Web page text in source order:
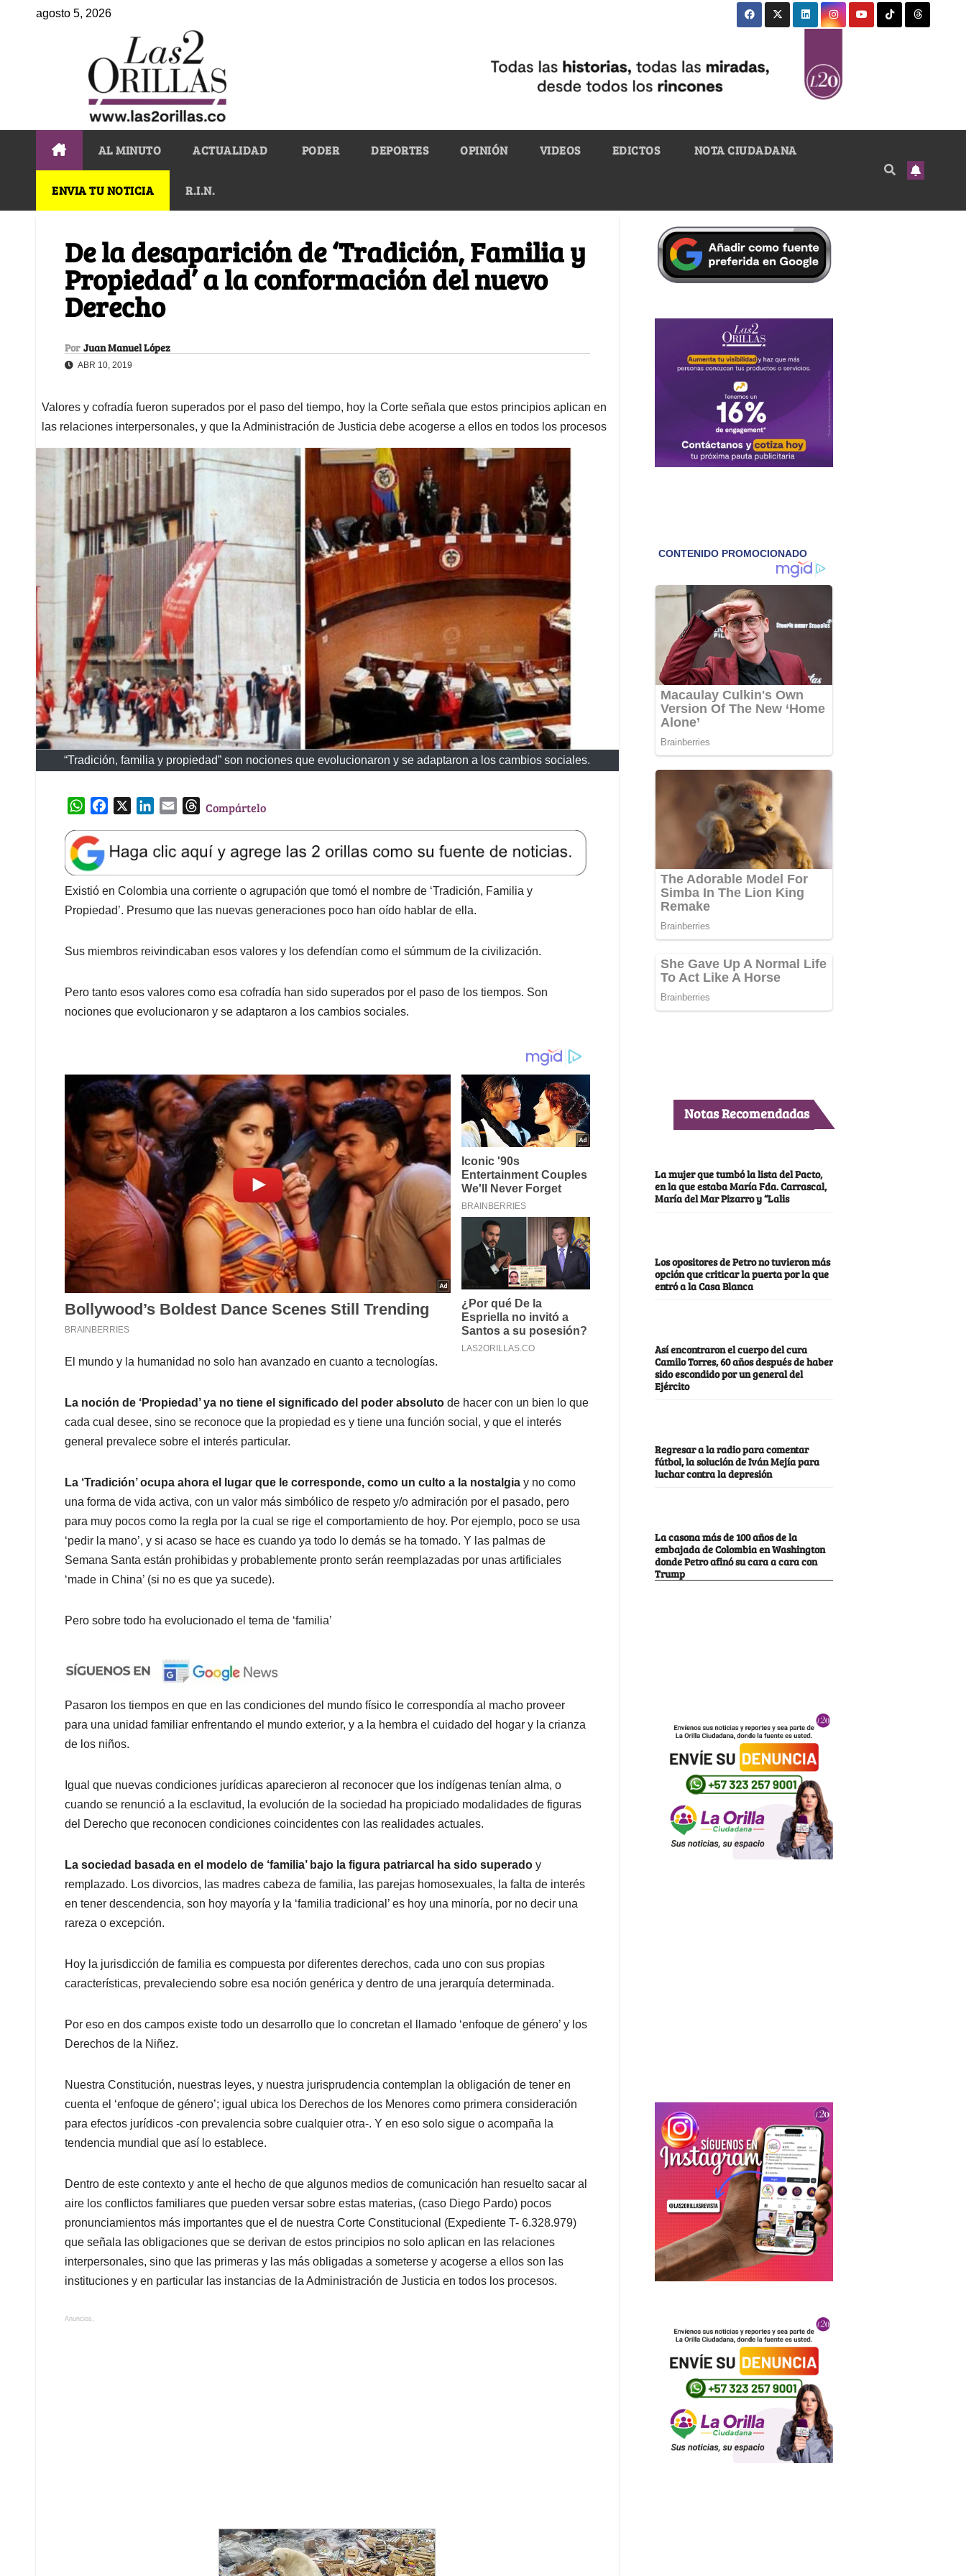
agosto 5, 2026
AL MINUTO ACTUALIDAD PODER DEPORTES OPINIÓN VIDEOS EDICTOS NOTA CIUDADANA
ENVIA TU NOTICIA R.I.N.
De la desaparición de ‘Tradición, Familia y
Propiedad’ a la conformación del nuevo
Derecho
Por Juan Manuel López
ABR 10, 2019
Valores y cofradía fueron superados por el paso del tiempo, hoy la Corte señala que estos principios aplican en
las relaciones interpersonales, y que la Administración de Justicia debe acogerse a ellos en todos los procesos
“Tradición, familia y propiedad” son nociones que evolucionaron y se adaptaron a los cambios sociales.
W
a
t
s
A
p
e
b
o
o
k
e
d
I
l
T
e
a
d
s
Compártelo
Existió en Colombia una corriente o agrupación que tomó el nombre de ‘Tradición, Familia y
Propiedad’. Presumo que las nuevas generaciones poco han oído hablar de ella.
Sus miembros reivindicaban esos valores y los defendían como el súmmum de la civilización.
Pero tanto esos valores como esa cofradía han sido superados por el paso de los tiempos. Son
nociones que evolucionaron y se adaptaron a los cambios sociales.
El mundo y la humanidad no solo han avanzado en cuanto a tecnologías.
La noción de ‘Propiedad’ ya no tiene el significado del poder absoluto de hacer con un bien lo que
cada cual desee, sino se reconoce que la propiedad es y tiene una función social, y que el interés
general prevalece sobre el interés particular.
La ‘Tradición’ ocupa ahora el lugar que le corresponde, como un culto a la nostalgia y no como
una forma de vida activa, con un valor más simbólico de respeto y/o admiración por el pasado, pero
para muy pocos como la regla por la cual se rige el comportamiento de hoy. Por ejemplo, poco se usa
‘pedir la mano’, y si acaso se hace es cuando ya todo lo demás se ha tomado. Y las palmas de
Semana Santa están prohibidas y probablemente pronto serán reemplazadas por unas artificiales
‘made in China’ (si no es que ya sucede).
Pero sobre todo ha evolucionado el tema de ‘familia’
Pasaron los tiempos en que en las condiciones del mundo físico le correspondía al macho proveer
para una unidad familiar enfrentando el mundo exterior, y a la hembra el cuidado del hogar y la crianza
de los niños.
Igual que nuevas condiciones jurídicas aparecieron al reconocer que los indígenas tenían alma, o
cuando se renunció a la esclavitud, la evolución de la sociedad ha propiciado modalidades de figuras
del Derecho que reconocen condiciones coincidentes con las realidades actuales.
La sociedad basada en el modelo de ‘familia’ bajo la figura patriarcal ha sido superado y
remplazado. Los divorcios, las madres cabeza de familia, las parejas homosexuales, la falta de interés
en tener descendencia, son hoy mayoría y la ‘familia tradicional’ es hoy una minoría, por no decir una
rareza o excepción.
Hoy la jurisdicción de familia es compuesta por diferentes derechos, cada uno con sus propias
características, prevaleciendo sobre esa noción genérica y dentro de una jerarquía determinada.
Por eso en dos campos existe todo un desarrollo que lo concretan el llamado ‘enfoque de género’ y los
Derechos de la Niñez.
Nuestra Constitución, nuestras leyes, y nuestra jurisprudencia contemplan la obligación de tener en
cuenta el ‘enfoque de género’; igual ubica los Derechos de los Menores como primera consideración
para efectos jurídicos -con prevalencia sobre cualquier otra-. Y en eso solo sigue o acompaña la
tendencia mundial que así lo establece.
Dentro de este contexto y ante el hecho de que algunos medios de comunicación han resuelto sacar al
aire los conflictos familiares que pueden versar sobre estas materias, (caso Diego Pardo) pocos
pronunciamientos más importantes que el de nuestra Corte Constitucional (Expediente T- 6.328.979)
que señala las obligaciones que se derivan de estos principios no solo aplican en las relaciones
interpersonales, sino que las primeras y las más obligadas a someterse y acogerse a ellos son las
instituciones y en particular las instancias de la Administración de Justicia en todos los procesos.
Anuncios.
Notas Recomendadas
La mujer que tumbó la lista del Pacto,
en la que estaba María Fda. Carrascal,
María del Mar Pizarro y “Lalis
Los opositores de Petro no tuvieron más
opción que criticar la puerta por la que
entró a la Casa Blanca
Así encontraron el cuerpo del cura
Camilo Torres, 60 años después de haber
sido escondido por un general del
Ejército
Regresar a la radio para comentar
fútbol, la solución de Iván Mejía para
luchar contra la depresión
La casona más de 100 años de la
embajada de Colombia en Washington
donde Petro afinó su cara a cara con
Trump